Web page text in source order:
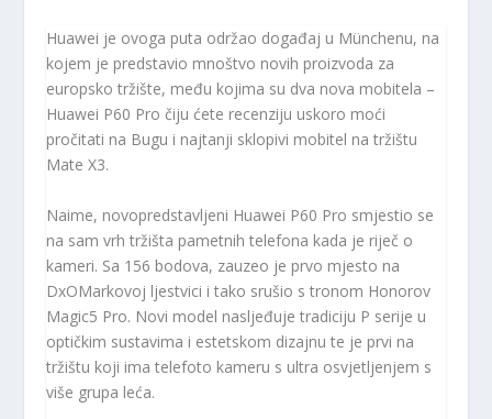
Huawei je ovoga puta održao događaj u Münchenu, na
kojem je predstavio mnoštvo novih proizvoda za
europsko tržište, među kojima su dva nova mobitela –
Huawei P60 Pro čiju ćete recenziju uskoro moći
pročitati na Bugu i najtanji sklopivi mobitel na tržištu
Mate X3.
Naime, novopredstavljeni Huawei P60 Pro smjestio se
na sam vrh tržišta pametnih telefona kada je riječ o
kameri. Sa 156 bodova, zauzeo je prvo mjesto na
DxOMarkovoj ljestvici i tako srušio s tronom Honorov
Magic5 Pro. Novi model nasljeđuje tradiciju P serije u
optičkim sustavima i estetskom dizajnu te je prvi na
tržištu koji ima telefoto kameru s ultra osvjetljenjem s
više grupa leća.